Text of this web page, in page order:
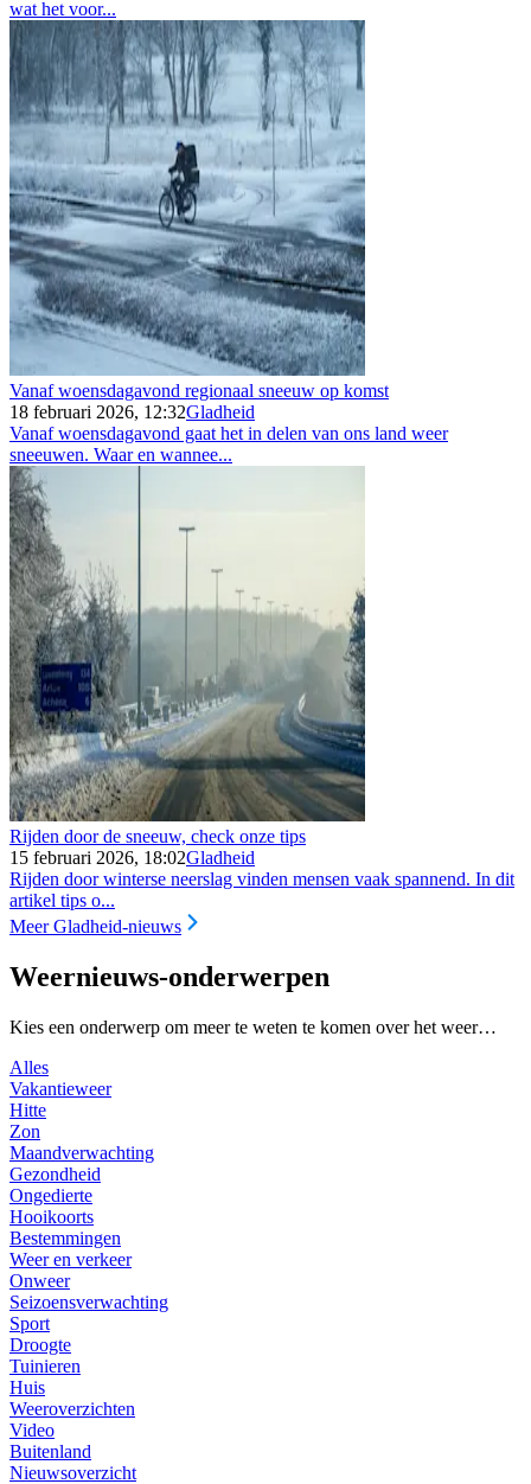
wat het voor...
Vanaf woensdagavond regionaal sneeuw op komst
18 februari 2026, 12:32Gladheid
Vanaf woensdagavond gaat het in delen van ons land weer
sneeuwen. Waar en wannee...
Rijden door de sneeuw, check onze tips
15 februari 2026, 18:02Gladheid
Rijden door winterse neerslag vinden mensen vaak spannend. In dit
artikel tips o...
Meer Gladheid-nieuws
Weernieuws-onderwerpen
Kies een onderwerp om meer te weten te komen over het weer…
Alles
Vakantieweer
Hitte
Zon
Maandverwachting
Gezondheid
Ongedierte
Hooikoorts
Bestemmingen
Weer en verkeer
Onweer
Seizoensverwachting
Sport
Droogte
Tuinieren
Huis
Weeroverzichten
Video
Buitenland
Nieuwsoverzicht